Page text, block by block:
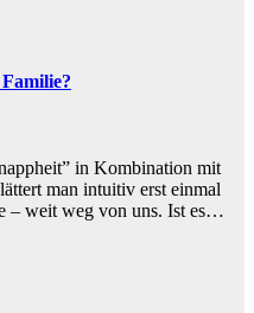
in Kombination mit
man intuitiv erst einmal
– weit weg von uns. Ist es…